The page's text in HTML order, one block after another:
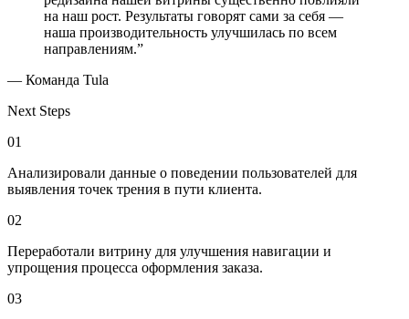
на наш рост. Результаты говорят сами за себя —
наша производительность улучшилась по всем
направлениям.”
— Команда Tula
Next Steps
01
Анализировали данные о поведении пользователей для
выявления точек трения в пути клиента.
02
Переработали витрину для улучшения навигации и
упрощения процесса оформления заказа.
03